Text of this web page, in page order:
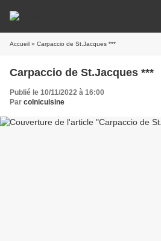
Accueil » Carpaccio de St.Jacques ***
Carpaccio de St.Jacques ***
Publié le 10/11/2022 à 16:00
Par colnicuisine